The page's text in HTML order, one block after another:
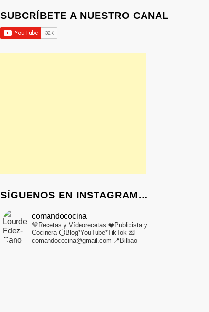
SUBCRÍBETE A NUESTRO CANAL
SÍGUENOS EN INSTAGRAM…
comandococina
💚Recetas y Vídeorecetas ❤️Publicista y
Cocinera⭕Blog*YouTube*TikTok💌
comandococina@gmail.com 📍Bilbao